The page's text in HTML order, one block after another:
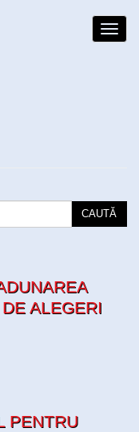
CAUTĂ
ALEGERI
PENTRU